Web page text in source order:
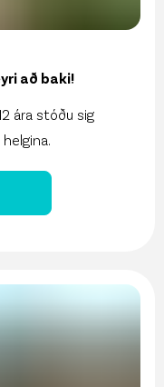
að baki!
ára stóðu sig